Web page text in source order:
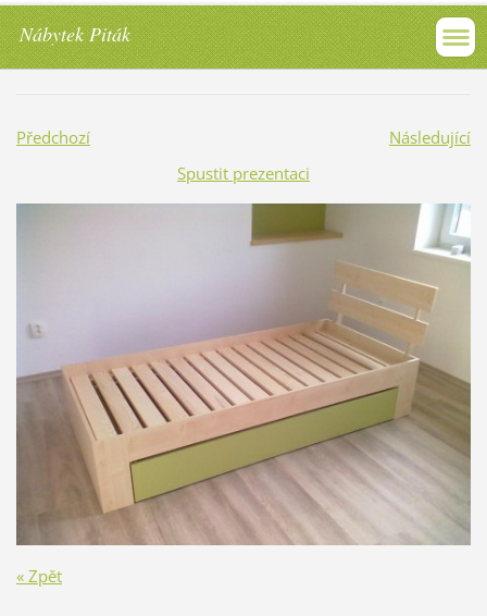
Nábytek Piták
Předchozí
Následující
Spustit prezentaci
« Zpět